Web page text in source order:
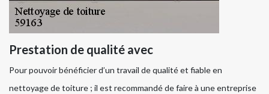
Prestation de qualité avec
Pour pouvoir bénéficier d’un travail de qualité et fiable en
nettoyage de toiture ; il est recommandé de faire à une entreprise